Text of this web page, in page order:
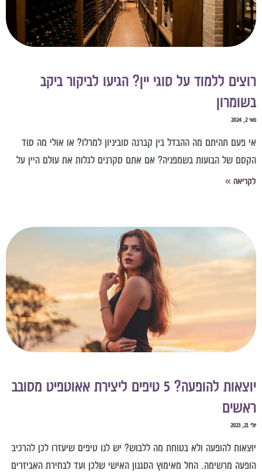
ללמוד על סוגי יין? הגיעו לביקור ביקב
פעם תהיתם מה ההבדל בין קברנה סוביניון למרלו? או אולי מה סוד
של הבועות בשמפניה? אם אתם סקרנים לגלות את עולם היין על
»
יוצאות להופעה? 5 טיפים ליצירת אאוטפיט מסובב
להופעה ולא בטוחת מה ללבוש? יש לנו טיפים שיעזרו לכן להרכיב
מרשימה. החל מאימוץ הסגנון האישי שלכן ועד לבחירת האביזרים